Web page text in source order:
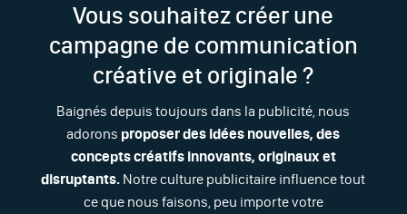
Vous souhaitez créer une
campagne de communication
créative et originale ?
Baignés depuis toujours dans la publicité, nous
adorons proposer des idées nouvelles, des
concepts créatifs innovants, originaux et
disruptants. Notre culture publicitaire influence tout
ce que nous faisons, peu importe votre